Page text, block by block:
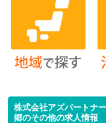
株式会社アズパートナ
郷のその他の求人情報